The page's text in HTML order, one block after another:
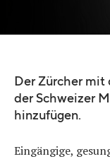
Der Zürcher mit
der Schweizer
hinzufügen.
Eingängige,